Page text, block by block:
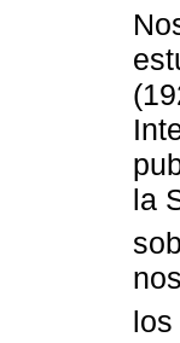
la
los